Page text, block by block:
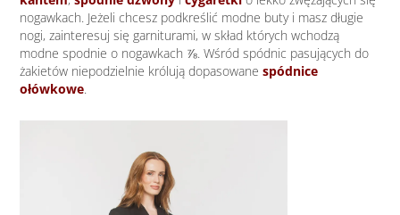
nogawkach. Jeżeli chcesz podkreślić modne buty i masz długie
nogi, zainteresuj się garniturami, w skład których wchodzą
modne spodnie o nogawkach ⅞. Wśród spódnic pasujących do
żakietów niepodzielnie królują dopasowanespódnice
ołówkowe.